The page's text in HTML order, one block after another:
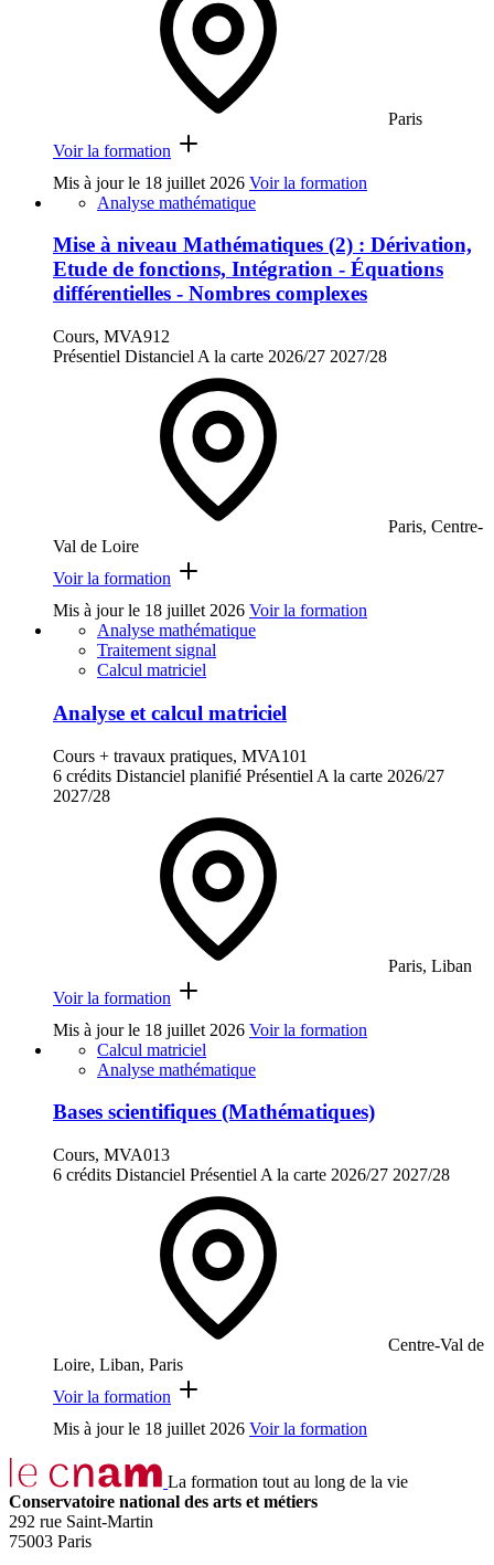
Paris
Voir la formation
Mis à jour le 18 juillet 2026 Voir la formation
Analyse mathématique
Mise à niveau Mathématiques (2) : Dérivation,
Etude de fonctions, Intégration - Équations
différentielles - Nombres complexes
Cours, MVA912
Présentiel Distanciel A la carte 2026/27 2027/28
Paris, Centre-
Val de Loire
Voir la formation
Mis à jour le 18 juillet 2026 Voir la formation
Analyse mathématique
Traitement signal
Calcul matriciel
Analyse et calcul matriciel
Cours + travaux pratiques, MVA101
6 crédits Distanciel planifié Présentiel A la carte 2026/27
2027/28
Paris, Liban
Voir la formation
Mis à jour le 18 juillet 2026 Voir la formation
Calcul matriciel
Analyse mathématique
Bases scientifiques (Mathématiques)
Cours, MVA013
6 crédits Distanciel Présentiel A la carte 2026/27 2027/28
Centre-Val de
Loire, Liban, Paris
Voir la formation
Mis à jour le 18 juillet 2026 Voir la formation
La formation tout au long de la vie
Conservatoire national des arts et métiers
292 rue Saint-Martin
75003 Paris